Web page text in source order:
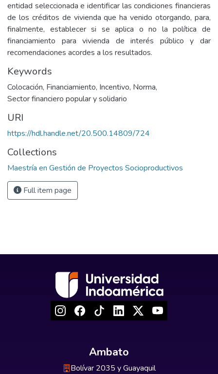
entidad seleccionada e identificar las condiciones financieras
de los créditos de vivienda que ha venido otorgando, para,
finalmente, establecer si se aplica o no la política de
financiamiento para vivienda de interés público y dar
recomendaciones acordes a los resultados.
Keywords
Colocación, Financiamiento, Incentivo, Norma,
Sector financiero popular y solidario
URI
https://hdl.handle.net/20.500.14809/724
Collections
Maestría en Gestión de Proyectos Socioproductivos
Full item page
Ambato
Bolívar 2035 y Guayaquil